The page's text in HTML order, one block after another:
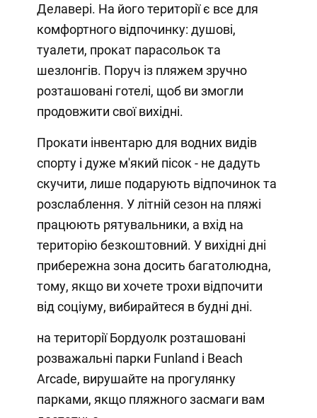
Делавері. На його території є все для
комфортного відпочинку: душові,
туалети, прокат парасольок та
шезлонгів. Поруч із пляжем зручно
розташовані готелі, щоб ви змогли
продовжити свої вихідні.
Прокати інвентарю для водних видів
спорту і дуже м'який пісок - не дадуть
скучити, лише подарують відпочинок та
розслаблення. У літній сезон на пляжі
працюють рятувальники, а вхід на
територію безкоштовний. У вихідні дні
прибережна зона досить багатолюдна,
тому, якщо ви хочете трохи відпочити
від соціуму, вибирайтеся в будні дні.
на території Бордуолк розташовані
розважальні парки Funland і Beach
Arcade, вирушайте на прогулянку
парками, якщо пляжного засмаги вам